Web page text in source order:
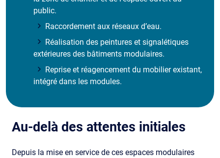
public.
Raccordement aux réseaux d’eau.
Réalisation des peintures et signalétiques
extérieures des bâtiments modulaires.
Reprise et réagencement du mobilier existant,
intégré dans les modules.
Au-delà des attentes initiales
Depuis la mise en service de ces espaces modulaires